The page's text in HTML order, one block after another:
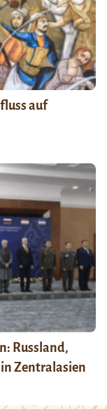
auf
Russland,
Zentralasien